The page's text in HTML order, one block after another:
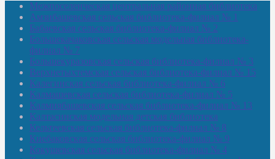
Межпоселенческая центральная районная библиотека
Амзибашевская сельская библиотека-филиал № 1
Бабаевская сельская библиотека-филиал № 2
Большекачаковская сельская модельная библиотека-
филиал № 7
Большекуразовская сельская библиотека-филиал № 3
Верхнетыхтемская сельская библиотека-филиал № 15
Калегинская сельская библиотека-филиал № 6
Калмашевская сельская библиотека-филиал № 5
Калмиябашевская сельская библиотека-филиал № 13
Калтасинская модельная детская библиотека
Кельтеевская сельская библиотека-филиал № 8
Киебаковская сельская библиотека-филиал № 9
Кокушевская сельская библиотека-филиал № 4